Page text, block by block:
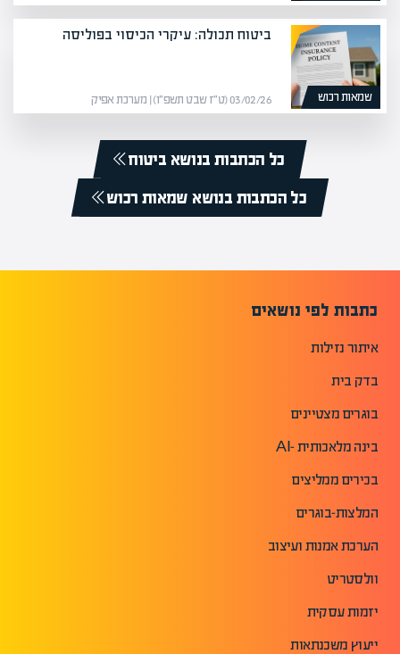
שמאות רכוש
ביטוח תכולה: עיקרי הכיסוי בפוליסה
03/02/26 (ט״ז שבט תשפ״ו) | מערכת אפיק
כל הכתבות בנושא ביטוח
כל הכתבות בנושא שמאות רכוש
כתבות לפי נושאים
איתור נזילות
בדק בית
בוגרים מצטיינים
בינה מלאכותית -AI
בכירים ממליצים
המלצות-בוגרים
הערכת אמנות ועיצוב
וולסטריט
יזמות עסקית
ייעוץ משכנתאות